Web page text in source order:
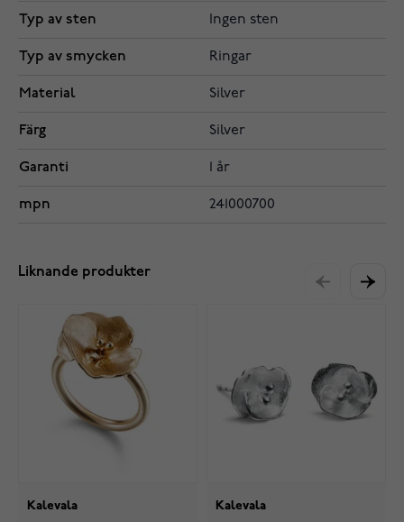
Typ av sten Ingen sten
Typ av smycken Ringar
Material Silver
Färg Silver
Garanti 1 år
mpn 241000700
Liknande produkter
Kalevala Kalevala